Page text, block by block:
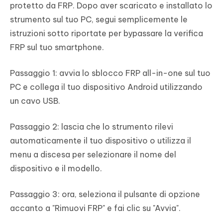
protetto da FRP. Dopo aver scaricato e installato lo
strumento sul tuo PC, segui semplicemente le
istruzioni sotto riportate per bypassare la verifica
FRP sul tuo smartphone.
Passaggio 1: avvia lo sblocco FRP all-in-one sul tuo
PC e collega il tuo dispositivo Android utilizzando
un cavo USB.
Passaggio 2: lascia che lo strumento rilevi
automaticamente il tuo dispositivo o utilizza il
menu a discesa per selezionare il nome del
dispositivo e il modello.
Passaggio 3: ora, seleziona il pulsante di opzione
accanto a "Rimuovi FRP" e fai clic su "Avvia".